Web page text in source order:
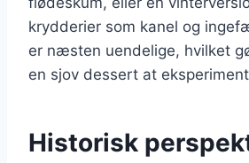
krydderier som kanel og
er næsten uendelige, hvilket
en sjov dessert at
Historisk